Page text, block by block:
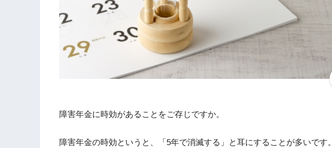
障害年金に時効があることをご存じですか。
障害年金の時効というと、「5年で消滅する」と耳にすることが多いです。